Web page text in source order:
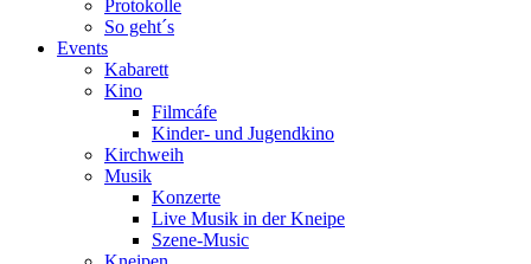
Protokolle
So geht´s
Events
Kabarett
Kino
Filmcáfe
Kinder- und Jugendkino
Kirchweih
Musik
Konzerte
Live Musik in der Kneipe
Szene-Music